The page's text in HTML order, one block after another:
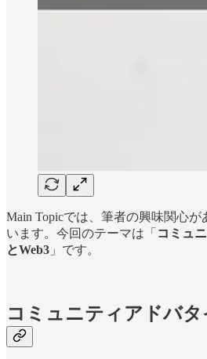
Main Topicでは、筆者の興味関心
います。今回のテーマは「 コミュ
とWeb3 」です。
コミュニティアドバ